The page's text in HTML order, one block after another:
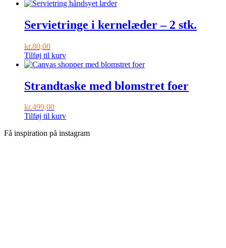
Servietringe i kernelæder – 2 stk.
kr.80,00
Tilføj til kurv
Strandtaske med blomstret foer
kr.499,00
Tilføj til kurv
Få inspiration på instagram